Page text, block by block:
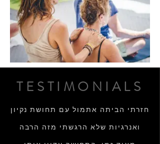
TESTIMONIALS
חזרתי הביתה אתמול עם תחושת נקיון
ואנרגיות שלא הרגשתי מזה הרבה